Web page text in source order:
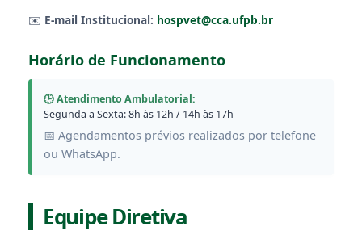
✉️ E-mail Institucional: hospvet@cca.ufpb.br
Horário de Funcionamento
🕒 Atendimento Ambulatorial:
Segunda a Sexta: 8h às 12h / 14h às 17h
📅 Agendamentos prévios realizados por telefone
ou WhatsApp.
Equipe Diretiva